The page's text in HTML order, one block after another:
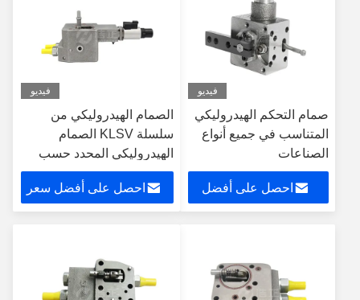
فيديو
صمام التحكم الهيدروليكي
المتناسب في جميع أنواع
الصناعات
احصل على أفضل
فيديو
الصمام الهيدروليكي من
سلسلة KLSV الصمام
الهيدروليكي المحدد حسب
الطلب
احصل على أفضل سعر